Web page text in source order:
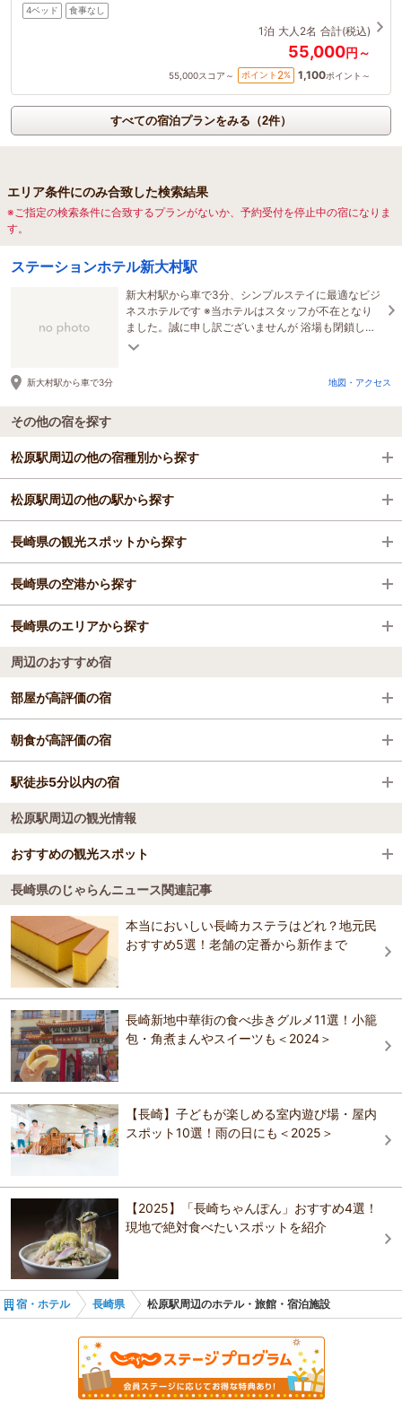
4ベッド 食事なし
1泊 大人2名 合計(税込)
55,000円～
55,000スコア～ ポイント 2% 1,100ポイント～
すべての宿泊プランをみる（2件）
エリア条件にのみ合致した検索結果
※ご指定の検索条件に合致するプランがないか、予約受付を停止中の宿になりま
す。
ステーションホテル新大村駅
新大村駅から車で3分、シンプルステイに最適なビジ
ネスホテルです ※当ホテルはスタッフが不在となり
ました。誠に申し訳ございませんが 浴場も閉鎖して
おります。
新大村駅から車で3分 地図・アクセス
その他の宿を探す
松原駅周辺の他の宿種別から探す
ビジネスホテル
旅館
格安ホテル
松原駅周辺の他の駅から探す
長崎駅
諫早（雲仙・島原口）駅
長崎駅前駅
大村駅
スタジアムシティサウス駅
大波止駅
東諫早駅
西諫早駅
長崎県の観光スポットから探す
長崎新地中華街
稲佐山
グラバー園
平和祈念像
大浦天主堂
【出島】長崎歴史体験
長崎ペンギン水族館
長崎原爆資料館
長崎県の空港から探す
長崎空港
対馬空港（対馬やまねこ空港）
長崎県のエリアから探す
佐世保・ハウステンボス
壱岐・対馬
平戸・松浦・田平
五島列島
周辺のおすすめ宿
部屋が高評価の宿
ホテルJALシティ長崎
ホテルモントレ長崎
ルオープン)
ホテルウイングポート長崎
リッチモンドホテル長崎思案橋
THE GLOBAL VIEW 長崎
ホテルベルビュー長崎出島
ホテルクオーレ長崎駅前
セトレ グラバーズハウス長崎
朝食が高評価の宿
長崎にっしょうかん（HMIホテルグループ）
ホテルJALシティ長崎
ホテルモントレ長崎
エスペリアホテル長崎(2025年11月全館リニューア
ルオープン)
ホテルウイングポート長崎
リッチモンドホテル長崎思案橋
THE GLOBAL VIEW 長崎
ホテルベルビュー長崎出島
ホテルクオーレ長崎駅前
i+Land nagasaki (旧名称：長崎温泉やすらぎ伊王
島)
駅徒歩5分以内の宿
ホテルJALシティ長崎
リッチモンドホテル長崎思案橋
THE GLOBAL VIEW 長崎
ホテルベルビュー長崎出島
ホテルクオーレ長崎駅前
セトレ グラバーズハウス長崎
ホテルニュー長崎
長崎パールビジネスホテル
ビジネスロイヤルホテル
Ａｍｂｉｅｒａ銅座
松原駅周辺の観光情報
おすすめの観光スポット
長崎ロープウェイ
4.2
おすすめの観光スポットガイドを見る
長崎県のじゃらんニュース関連記事
本当においしい長崎カステラはどれ？地元民
おすすめ5選！老舗の定番から新作まで
長崎新地中華街の食べ歩きグルメ11選！小籠
包・角煮まんやスイーツも＜2024＞
【長崎】子どもが楽しめる室内遊び場・屋内
スポット10選！雨の日にも＜2025＞
【2025】「長崎ちゃんぽん」おすすめ4選！
現地で絶対食べたいスポットを紹介
宿・ホテル 長崎県 松原駅周辺のホテル・旅館・宿泊施設